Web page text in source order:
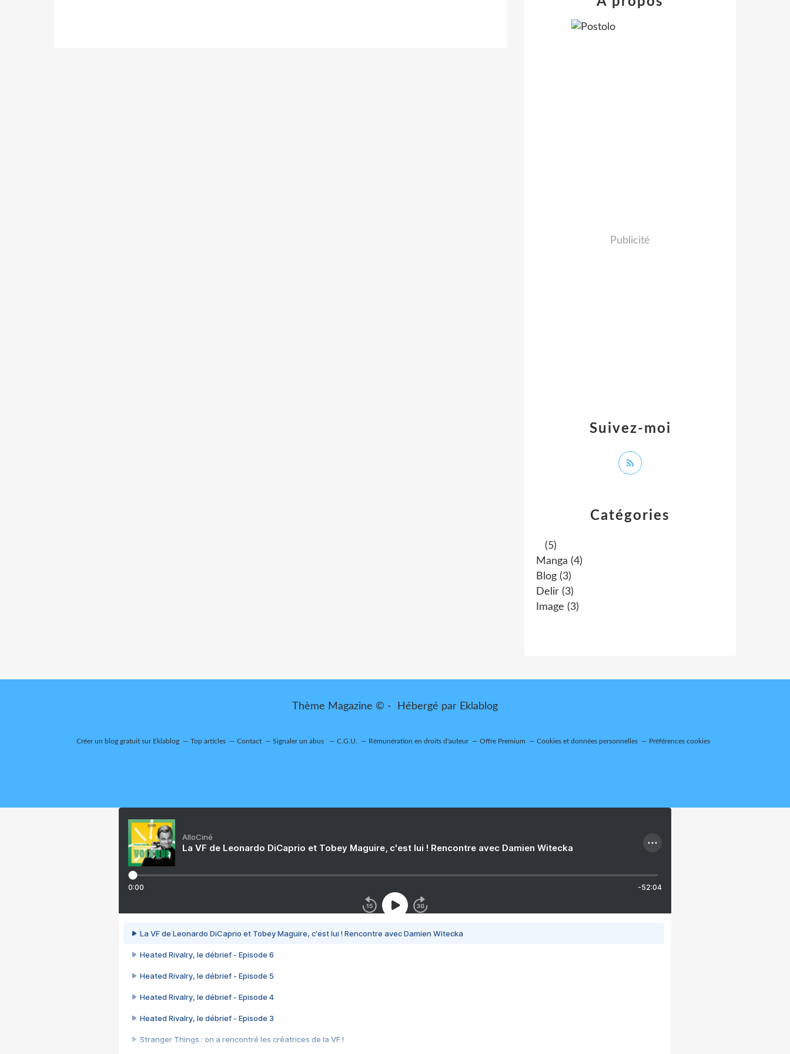
Catégories
(5)
Manga (4)
Blog (3)
Delir (3)
Image (3)
Suivez-moi
Publicité
Thème Magazine © - Hébergé par Eklablog
Créer un blog gratuit sur Eklablog Top articles Contact Signaler un abus C.G.U. Rémunération en droits d'auteur Offre Premium Cookies et données personnelles Préférences cookies
AlloCiné
La VF de Leonardo DiCaprio et Tobey Maguire, c'est lui ! Rencontre avec Damien Witecka
0:00 -52:04
La VF de Leonardo DiCaprio et Tobey Maguire, c'est lui ! Rencontre avec Damien Witecka
Heated Rivalry, le débrief - Episode 6
Heated Rivalry, le débrief - Episode 5
Heated Rivalry, le débrief - Episode 4
Heated Rivalry, le débrief - Episode 3
Stranger Things : on a rencontré les créatrices de la VF !